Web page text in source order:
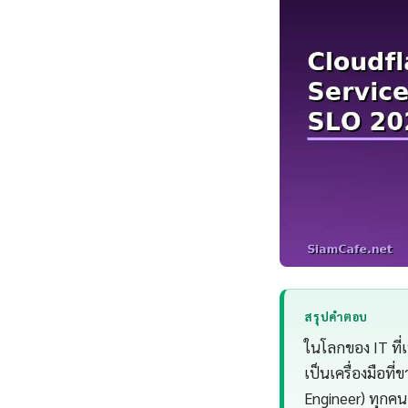
สรุปคำตอบ
ในโลกของ IT ที่
เป็นเครื่องมือที่ข
Engineer) ทุกคน